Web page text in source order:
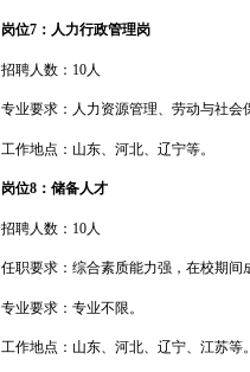
岗位7：人力行政管理岗
招聘人数： 10人
专业要求： 人力资源管理、劳动与社
工作地点： 山东、河北、辽宁等。
岗位8：储备人才
招聘人数： 10人
任职要求：综合素质能力强，在校期
专业要求：专业不限。
工作地点：山东、河北、辽宁、江苏等